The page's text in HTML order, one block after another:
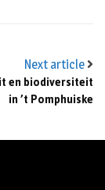
Next article
en biodiversiteit
in ’t Pomphuiske